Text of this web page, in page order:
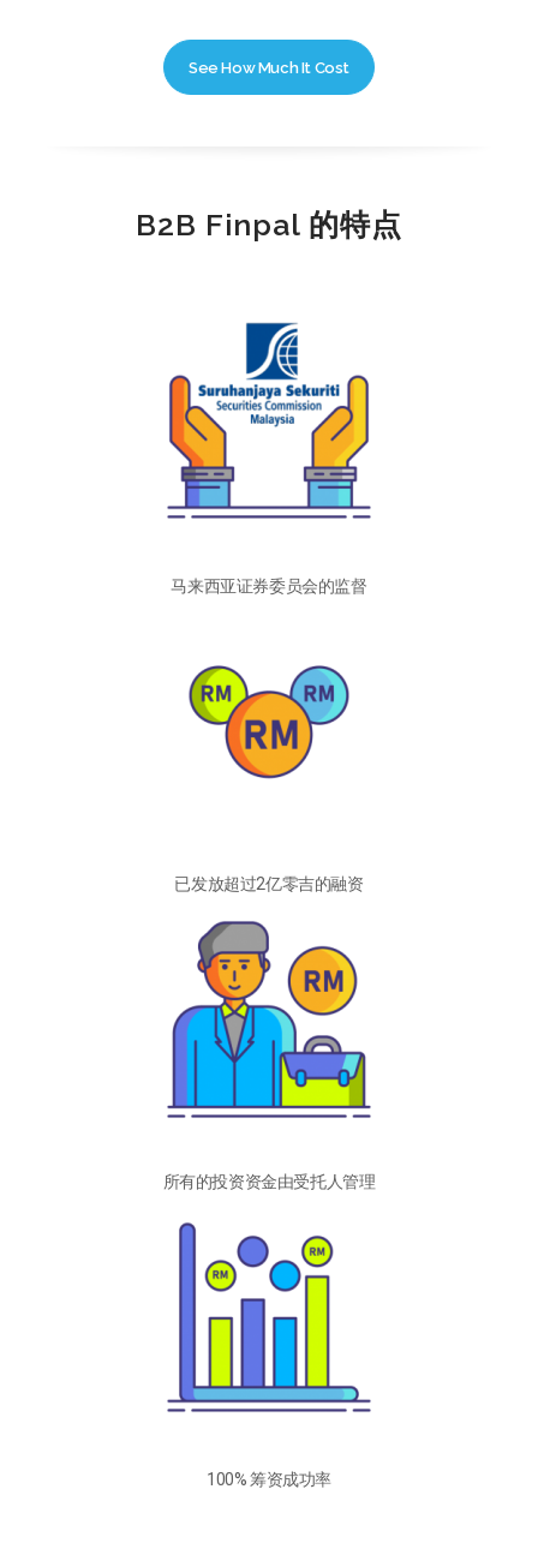
See How Much It Cost
B2B Finpal 的特点
马来西亚证券委员会的监督
已发放超过2亿零吉的融资
所有的投资资金由受托人管理
100% 筹资成功率